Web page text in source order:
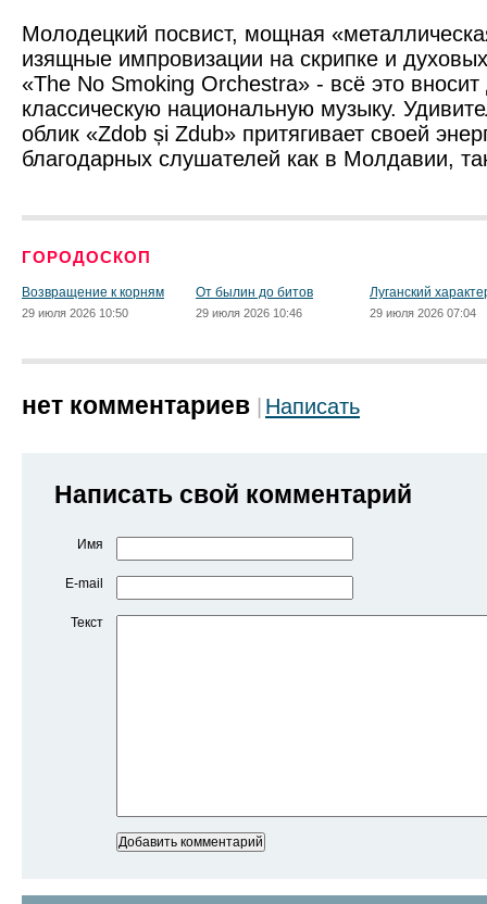
Молодецкий посвист, мощная
изящные импровизации на скрипке и
«The No Smoking Orchestra» - всё это
классическую национальную музыку.
облик «Zdob și Zdub» притягивает своей
благодарных слушателей как в Молдавии,
ГОРОДОСКОП
Возвращение к корням
29 июля 2026 10:50
От былин до битов
29 июля 2026 10:46
Луганский
29 июля 2026 07:04
нет комментариев Написать
Написать свой комментарий
Имя
E-mail
Текст